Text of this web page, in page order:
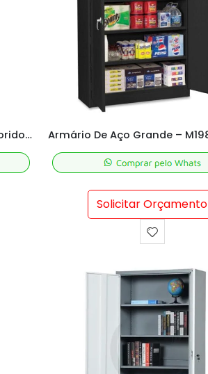
Armário de Aço de Escritório Colorido – M198x90x40 cm
Solicitar Orçamento